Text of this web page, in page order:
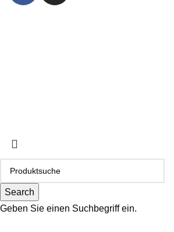
Search
Geben Sie einen Suchbegriff ein.